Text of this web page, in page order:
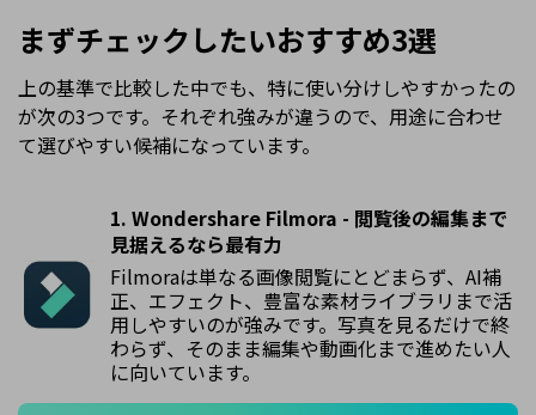
まずチェックしたいおすすめ3選
上の基準で比較した中でも、特に使い分けしやすかったの
が次の3つです。それぞれ強みが違うので、用途に合わせ
て選びやすい候補になっています。
1. Wondershare Filmora - 閲覧後の編集まで
見据えるなら最有力
Filmoraは単なる画像閲覧にとどまらず、AI補
正、エフェクト、豊富な素材ライブラリまで活
用しやすいのが強みです。写真を見るだけで終
わらず、そのまま編集や動画化まで進めたい人
に向いています。